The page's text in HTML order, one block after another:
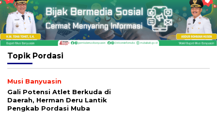
Topik Pordasi
Musi Banyuasin
Gali Potensi Atlet Berkuda di
Daerah, Herman Deru Lantik
Pengkab Pordasi Muba